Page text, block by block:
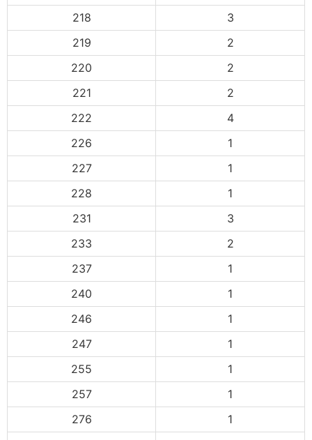
218
3
219
2
220
2
221
2
222
4
226
1
227
1
228
1
231
3
233
2
237
1
240
1
246
1
247
1
255
1
257
1
276
1